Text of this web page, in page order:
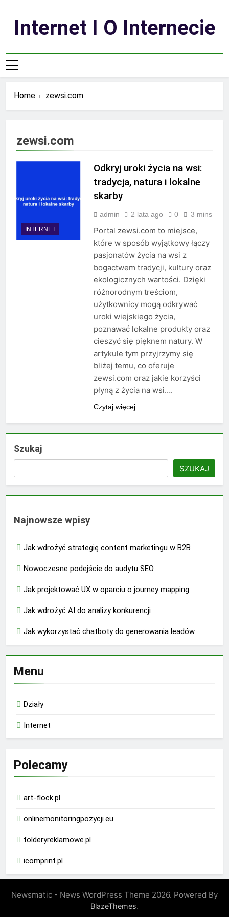
contentInternet I O Internecie
Home zewsi.com
zewsi.com
INTERNET
Odkryj uroki życia na wsi:
tradycja, natura i lokalne
skarby
admin 2 lata ago 0 3 mins
Portal zewsi.com to miejsce,
które w sposób wyjątkowy łączy
pasjonatów życia na wsi z
bogactwem tradycji, kultury oraz
ekologicznych wartości. Dzięki
różnorodnym treściom,
użytkownicy mogą odkrywać
uroki wiejskiego życia,
poznawać lokalne produkty oraz
cieszyć się pięknem natury. W
artykule tym przyjrzymy się
bliżej temu, co oferuje
zewsi.com oraz jakie korzyści
płyną z życia na wsi….
Czytaj więcej
Szukaj
SZUKAJ
Najnowsze wpisy
Jak wdrożyć strategię content marketingu w B2B
Nowoczesne podejście do audytu SEO
Jak projektować UX w oparciu o journey mapping
Jak wdrożyć AI do analizy konkurencji
Jak wykorzystać chatboty do generowania leadów
Menu
Działy
Internet
Polecamy
art-flock.pl
onlinemonitoringpozycji.eu
folderyreklamowe.pl
icomprint.pl
Newsmatic - News WordPress Theme 2026. Powered By
BlazeThemes.